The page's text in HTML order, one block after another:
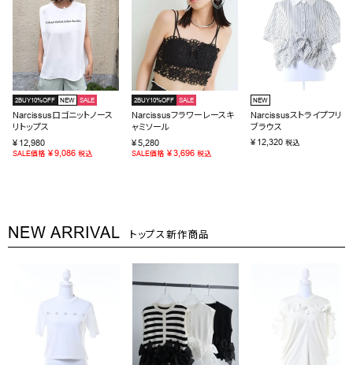
2BUY10%OFF NEW SALE
Narcissusロゴニットノース
リトップス
¥ 12,980
SALE価格 ¥9,086 税込
2BUY10%OFF SALE
Narcissusフラワーレースキ
ャミソール
¥5,280
SALE価格 ¥3,696 税込
NEW
Narcissusストライプフリル
ブラウス
¥ 12,320 税込
NEW ARRIVAL トップス新作商品